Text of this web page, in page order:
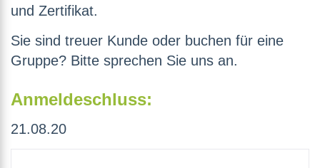
und Zertifikat.
Sie sind treuer Kunde oder buchen für eine
Gruppe? Bitte sprechen Sie uns an.
Anmeldeschluss:
21.08.20